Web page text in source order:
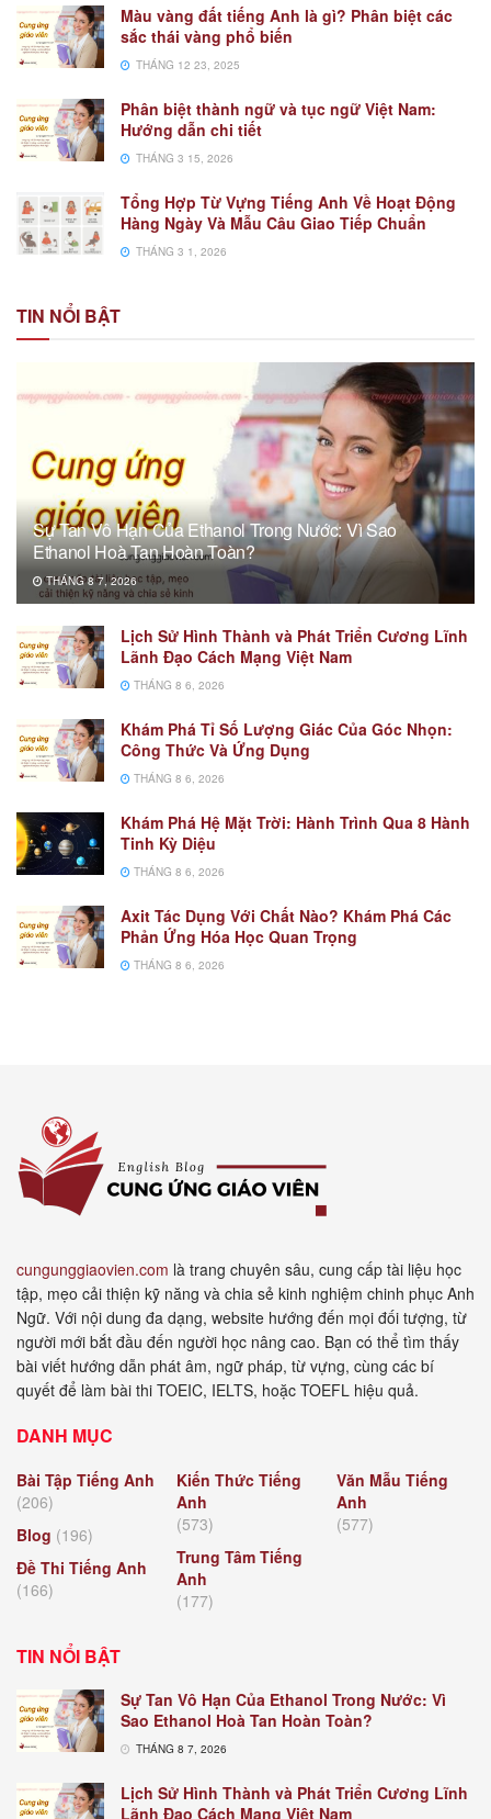
Màu vàng đất tiếng Anh là gì? Phân biệt các
sắc thái vàng phổ biến
THÁNG 12 23, 2025
Phân biệt thành ngữ và tục ngữ Việt Nam:
Hướng dẫn chi tiết
THÁNG 3 15, 2026
Tổng Hợp Từ Vựng Tiếng Anh Về Hoạt Động
Hàng Ngày Và Mẫu Câu Giao Tiếp Chuẩn
THÁNG 3 1, 2026
TIN NỔI BẬT
Sự Tan Vô Hạn Của Ethanol Trong Nước: Vì Sao
Ethanol Hoà Tan Hoàn Toàn?
THÁNG 8 7, 2026
Lịch Sử Hình Thành và Phát Triển Cương Lĩnh
Lãnh Đạo Cách Mạng Việt Nam
THÁNG 8 6, 2026
Khám Phá Tỉ Số Lượng Giác Của Góc Nhọn:
Công Thức Và Ứng Dụng
THÁNG 8 6, 2026
Khám Phá Hệ Mặt Trời: Hành Trình Qua 8 Hành
Tinh Kỳ Diệu
THÁNG 8 6, 2026
Axit Tác Dụng Với Chất Nào? Khám Phá Các
Phản Ứng Hóa Học Quan Trọng
THÁNG 8 6, 2026
cungunggiaovien.com là trang chuyên sâu, cung cấp tài liệu học
tập, mẹo cải thiện kỹ năng và chia sẻ kinh nghiệm chinh phục Anh
Ngữ. Với nội dung đa dạng, website hướng đến mọi đối tượng, từ
người mới bắt đầu đến người học nâng cao. Bạn có thể tìm thấy
bài viết hướng dẫn phát âm, ngữ pháp, từ vựng, cùng các bí
quyết để làm bài thi TOEIC, IELTS, hoặc TOEFL hiệu quả.
DANH MỤC
Bài Tập Tiếng Anh
(206)
Blog (196)
Đề Thi Tiếng Anh
(166)
Kiến Thức Tiếng
Anh
(573)
Trung Tâm Tiếng
Anh
(177)
Văn Mẫu Tiếng
Anh
(577)
TIN NỔI BẬT
Sự Tan Vô Hạn Của Ethanol Trong Nước: Vì
Sao Ethanol Hoà Tan Hoàn Toàn?
THÁNG 8 7, 2026
Lịch Sử Hình Thành và Phát Triển Cương Lĩnh
Lãnh Đạo Cách Mạng Việt Nam